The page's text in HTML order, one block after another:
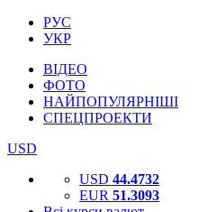
РУС
УКР
ВІДЕО
ФОТО
НАЙПОПУЛЯРНІШІ
СПЕЦПРОЕКТИ
USD
USD 44.4732
EUR 51.3093